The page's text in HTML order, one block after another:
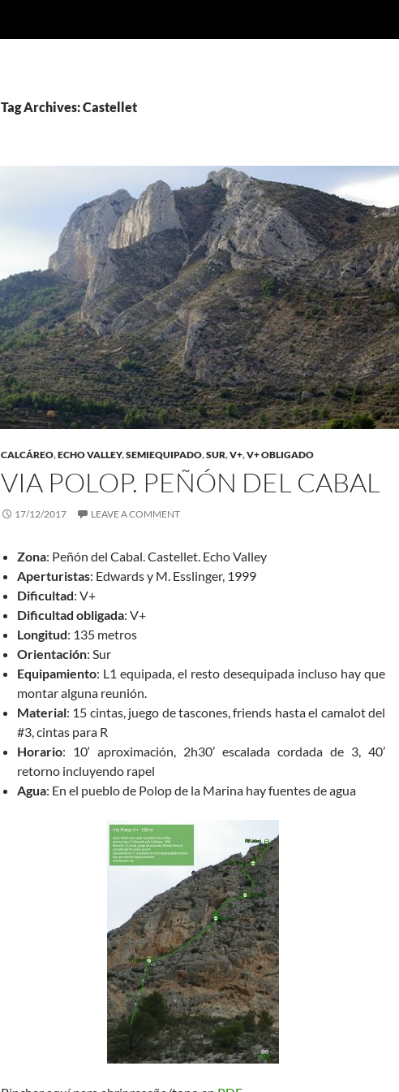
Tag Archives: Castellet
CALCÁREO,ECHO VALLEY,SEMIEQUIPADO,SUR,V+,V+ OBLIGADO
VIA POLOP. PEÑÓN DEL CABAL
17/12/2017 LEAVE A COMMENT
Zona: Peñón del Cabal. Castellet. Echo Valley
Aperturistas: Edwards y M. Esslinger, 1999
Dificultad: V+
Dificultad obligada: V+
Longitud: 135 metros
Orientación: Sur
Equipamiento: L1 equipada, el resto desequipada incluso hay que
montar alguna reunión.
Material: 15 cintas, juego de tascones, friends hasta el camalot del
#3, cintas para R
Horario: 10‘ aproximación, 2h30’ escalada cordada de 3, 40’
retorno incluyendo rapel
Agua: En el pueblo de Polop de la Marina hay fuentes de agua